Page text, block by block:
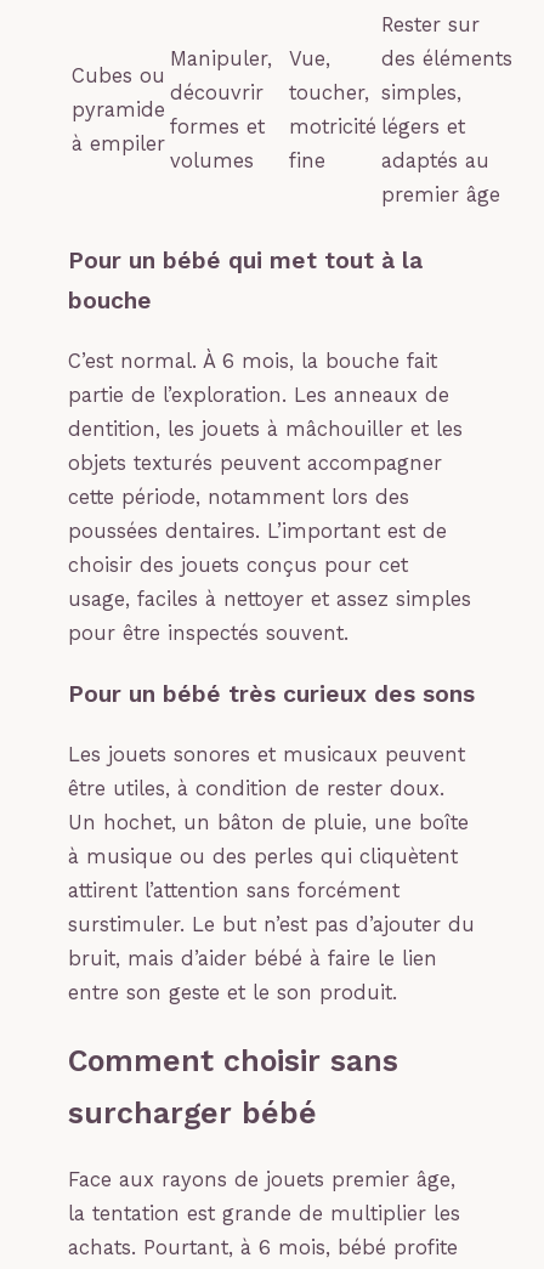
Cubes ou
pyramide
à empiler
Manipuler,
découvrir
formes et
volumes
Vue,
toucher,
motricité
fine
Rester sur
des éléments
simples,
légers et
adaptés au
premier âge
Pour un bébé qui met tout à la
bouche
C’est normal. À 6 mois, la bouche fait
partie de l’exploration. Les anneaux de
dentition, les jouets à mâchouiller et les
objets texturés peuvent accompagner
cette période, notamment lors des
poussées dentaires. L’important est de
choisir des jouets conçus pour cet
usage, faciles à nettoyer et assez simples
pour être inspectés souvent.
Pour un bébé très curieux des sons
Les jouets sonores et musicaux peuvent
être utiles, à condition de rester doux.
Un hochet, un bâton de pluie, une boîte
à musique ou des perles qui cliquètent
attirent l’attention sans forcément
surstimuler. Le but n’est pas d’ajouter du
bruit, mais d’aider bébé à faire le lien
entre son geste et le son produit.
Comment choisir sans
surcharger bébé
Face aux rayons de jouets premier âge,
la tentation est grande de multiplier les
achats. Pourtant, à 6 mois, bébé profite